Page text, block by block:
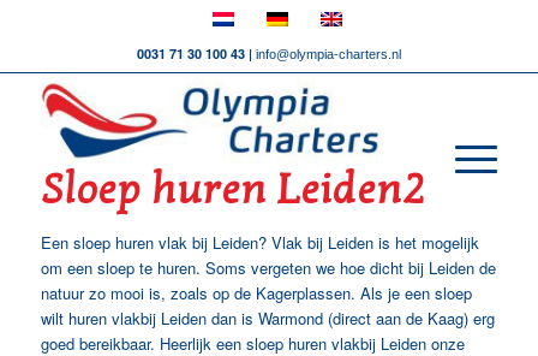
0031 71 30 100 43 | info@olympia-charters.nl
Sloep huren Leiden2
Een sloep huren vlak bij Leiden? Vlak bij Leiden is het mogelijk
om een sloep te huren. Soms vergeten we hoe dicht bij Leiden de
natuur zo mooi is, zoals op de Kagerplassen. Als je een sloep
wilt huren vlakbij Leiden dan is Warmond (direct aan de Kaag) erg
goed bereikbaar. Heerlijk een sloep huren vlakbij Leiden onze